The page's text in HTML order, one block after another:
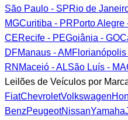
São Paulo - SPRio de
MGCuritiba - PRPorto Alegre
CERecife - PEGoiânia - GO
DFManaus - AM Florianópolis
RN Maceió - ALSão Luís - MA
Leilões de Veículos por
FiatChevroletVolkswagen
BenzPeugeotNissanYamaha